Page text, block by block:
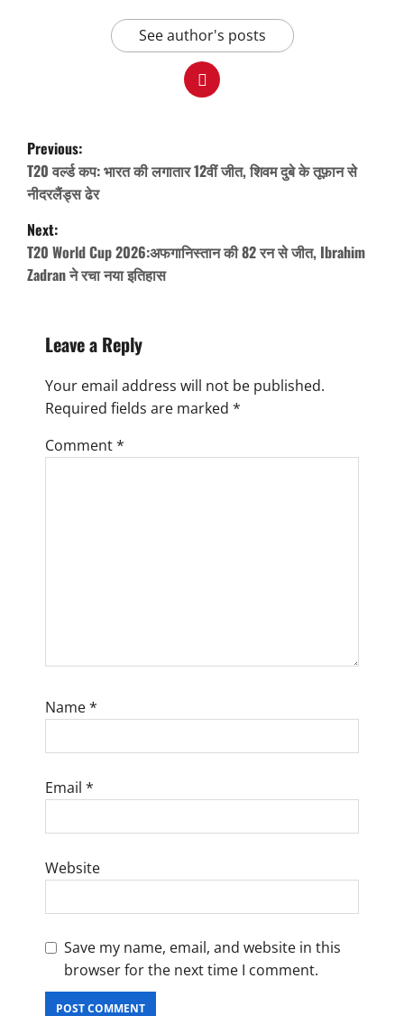
See author's posts
P
o
s
t
n
a
Previous:
T20 वर्ल्ड कप: भारत की लगातार 12वीं जीत, शिवम दुबे के तूफ़ान से
नीदरलैंड्स ढेर
Next:
T20 World Cup 2026:अफगानिस्तान की 82 रन से जीत, Ibrahim
Zadran ने रचा नया इतिहास
Leave a Reply
Your email address will not be published.
Required fields are marked *
Comment*
Name*
Email *
Website
Save my name, email, and website in this
browser for the next time I comment.